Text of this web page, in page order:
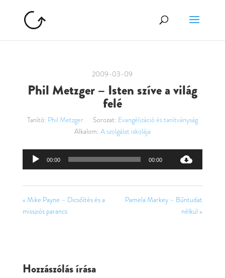
2009-03-09
Phil Metzger – Isten szíve a világ
felé
Tanító: Phil Metzger Sorozat: Evangélizáció és tanítványság
Alkalom: A szolgálat iskolája
Audió
00:00 00:00
« Mike Payne – Dicsőítés és a
missziós parancs
Pamela Markey – Bűntudat
nélkül »
Hozzászólás írása